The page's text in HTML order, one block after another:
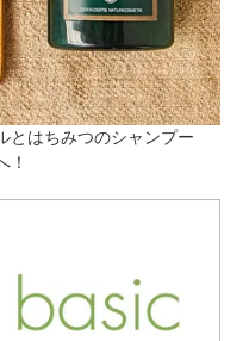
とはちみつのシャンプー
！